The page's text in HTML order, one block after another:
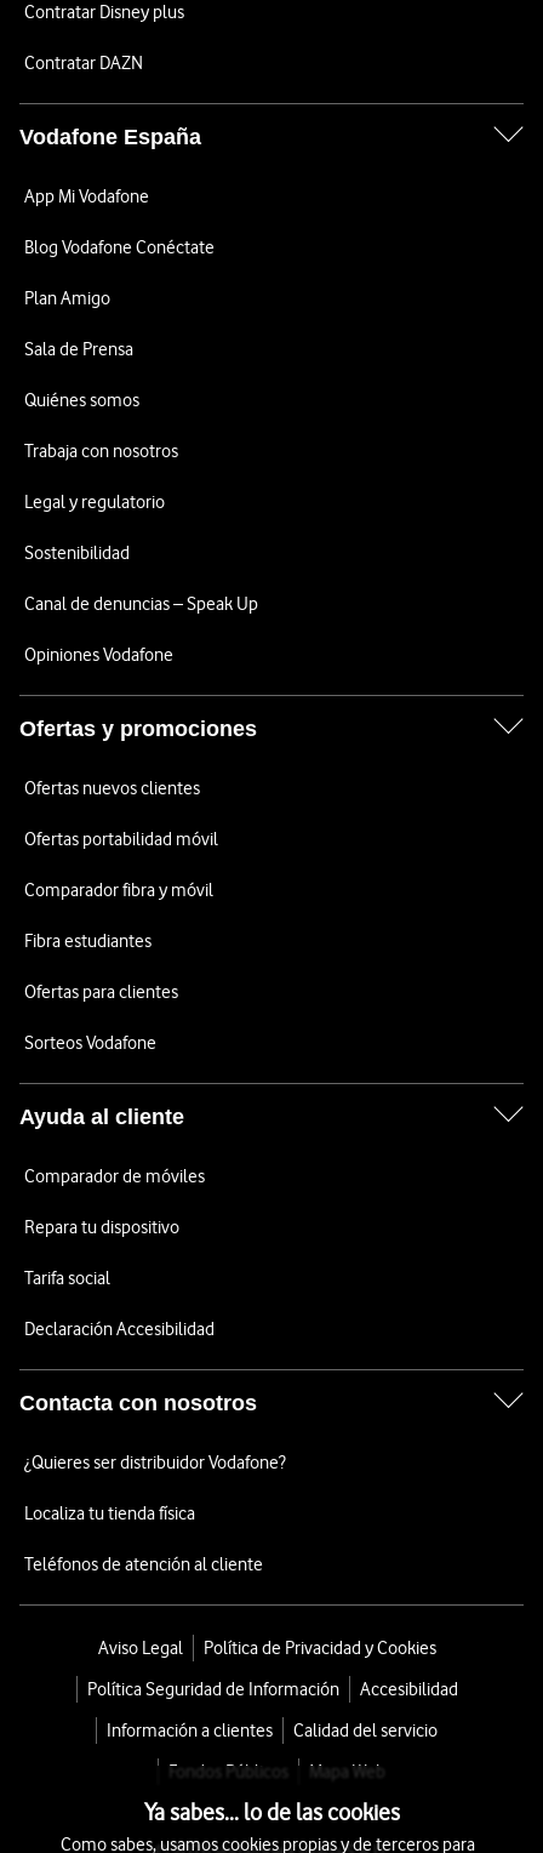
Contratar Disney plus
Contratar DAZN
Vodafone España
App Mi Vodafone
Blog Vodafone Conéctate
Plan Amigo
Sala de Prensa
Quiénes somos
Trabaja con nosotros
Legal y regulatorio
Sostenibilidad
Canal de denuncias – Speak Up
Opiniones Vodafone
Ofertas y promociones
Ofertas nuevos clientes
Ofertas portabilidad móvil
Comparador fibra y móvil
Fibra estudiantes
Ofertas para clientes
Sorteos Vodafone
Ayuda al cliente
Comparador de móviles
Repara tu dispositivo
Tarifa social
Declaración Accesibilidad
Contacta con nosotros
¿Quieres ser distribuidor Vodafone?
Localiza tu tienda física
Teléfonos de atención al cliente
Aviso Legal
Política de Privacidad y Cookies
Política Seguridad de Información
Accesibilidad
Información a clientes
Calidad del servicio
Fondos Públicos
Mapa Web
Ya sabes... lo de las cookies
Como sabes, usamos cookies propias y de terceros para